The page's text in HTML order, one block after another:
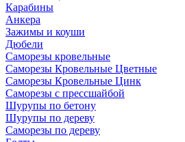
Карабины
Анкера
Зажимы и коуши
Дюбели
Саморезы кровельные
Саморезы Кровельные Цветные
Саморезы Кровельные Цинк
Саморезы с прессшайбой
Шурупы по бетону
Шурупы по дереву
Саморезы по дереву